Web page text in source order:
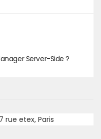
Server-Side ?
rue etex, Paris